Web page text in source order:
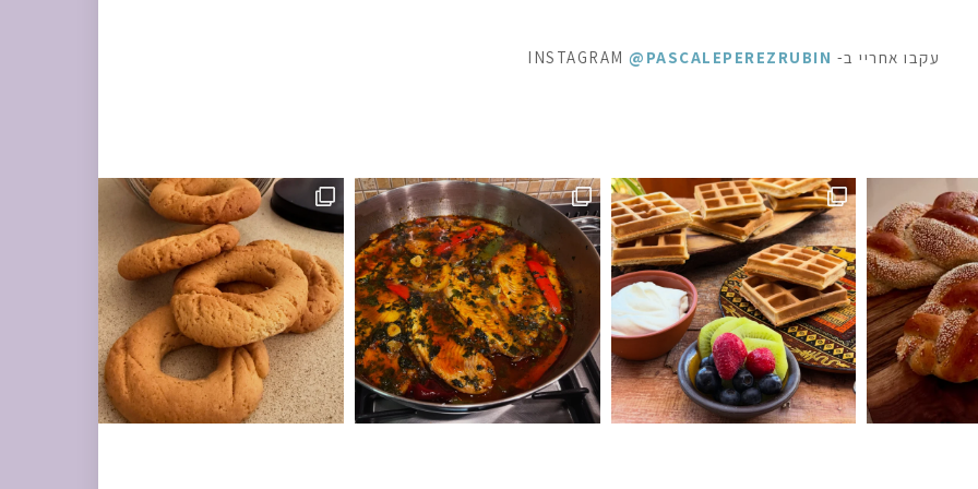
עקבו אחריי ב- INSTAGRAM @PASCALEPEREZRUBIN
שוקולד: ק
כל מילה מיותרת . סיר דגים עשיר בעשבי תיבו
אני תמיד מקפידה למלא את הצנצנות המונחות על השיש במ